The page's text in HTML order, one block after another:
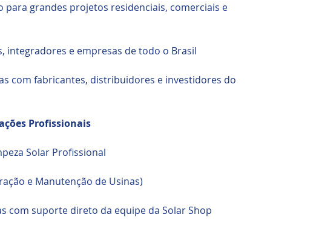
para grandes projetos residenciais, comerciais e
integradores e empresas de todo o Brasil
com fabricantes, distribuidores e investidores do
Profissionais
Solar Profissional
e Manutenção de Usinas)
com suporte direto da equipe da Solar Shop